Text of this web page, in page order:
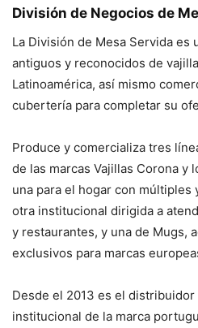
División de Negocios de
La División de Mesa Servida es
antiguos y reconocidos de
Latinoamérica, así mismo
cubertería para completar su
Produce y comercializa tres
de las marcas Vajillas Corona y
una para el hogar con múltiples
otra institucional dirigida a
y restaurantes, y una de Mugs,
exclusivos para marcas
Desde el 2013 es el
institucional de la marca